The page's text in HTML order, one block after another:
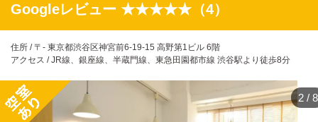
Googleレビュー ★★★★★（4）
住所 / 〒- 東京都渋谷区神宮前6-19-15 高野第1ビル 6階
アクセス / JR線、銀座線、半蔵門線、東急田園都市線 渋谷駅より徒歩8分
2 / 8